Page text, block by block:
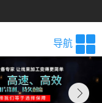
导航